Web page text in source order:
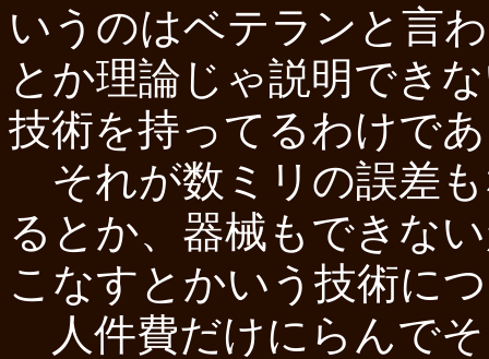
いうのはベテランと言
とか理論じゃ説明でき
技術を持ってるわけで
それが数ミリの誤差
るとか、器械もできな
こなすとかいう技術に
人件費だけにらんで